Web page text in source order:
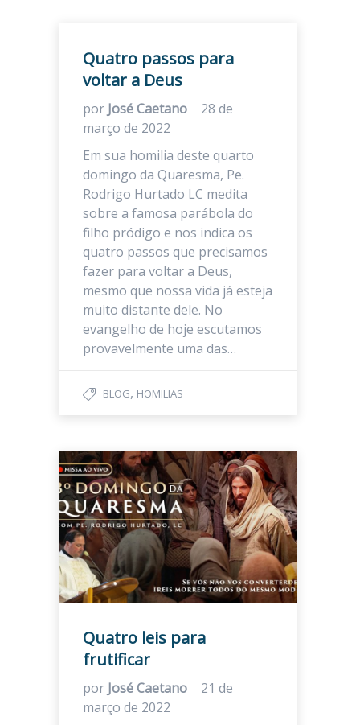
Quatro passos para
voltar a Deus
por José Caetano
28 de
março de 2022
Em sua homilia deste quarto
domingo da Quaresma, Pe.
Rodrigo Hurtado LC medita
sobre a famosa parábola do
filho pródigo e nos indica os
quatro passos que precisamos
fazer para voltar a Deus,
mesmo que nossa vida já esteja
muito distante dele. No
evangelho de hoje escutamos
provavelmente uma das…
BLOG, HOMILIAS
Quatro leis para
frutificar
por José Caetano
21 de
março de 2022